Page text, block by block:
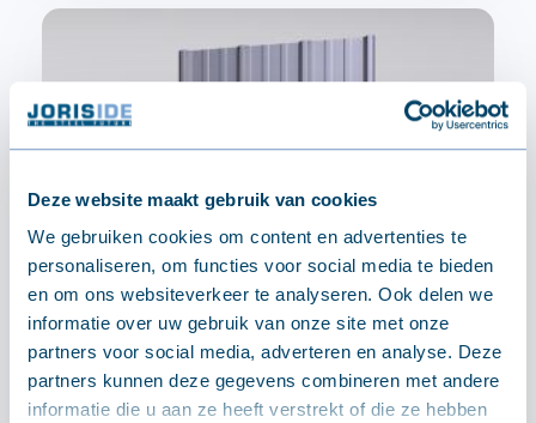
Deze website maakt gebruik van cookies
We gebruiken cookies om content en advertenties te
personaliseren, om functies voor social media te bieden
en om ons websiteverkeer te analyseren. Ook delen we
informatie over uw gebruik van onze site met onze
partners voor social media, adverteren en analyse. Deze
partners kunnen deze gegevens combineren met andere
informatie die u aan ze heeft verstrekt of die ze hebben